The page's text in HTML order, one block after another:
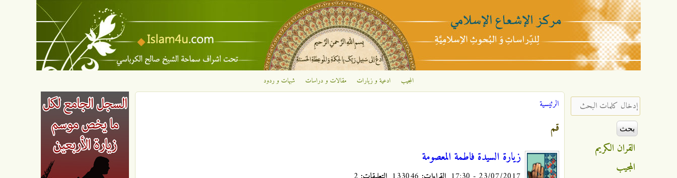
تجاوز إلى المحتوى الرئيسي
الإشعاع
الإسلامي
المجيب ادعية و زيارات مقالات و دراسات شبهات و ردود
أنت هنا
الرئيسية
قم
زيارة السيدة فاطمة المعصومة
‏إدخال كلمات البحث ‏
القران الكريم
المجيب